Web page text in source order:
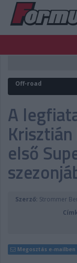
FORMULA
PODCAST
LIVE
DIGITÁLIS MAGAZIN
VERSENYNAPTÁRAK
Off-road
A
első
Szerző: Strommer
Megosztás e-mailben